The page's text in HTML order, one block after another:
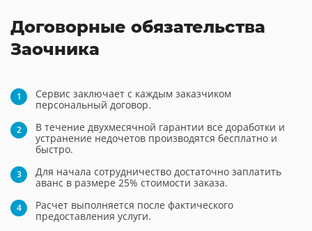
Договорные обязательства
Заочника
Сервис заключает с каждым заказчиком
персональный договор.
В течение двухмесячной гарантии все доработки и
устранение недочетов производятся бесплатно и
быстро.
Для начала сотрудничество достаточно заплатить
аванс в размере 25% стоимости заказа.
Расчет выполняется после фактического
предоставления услуги.